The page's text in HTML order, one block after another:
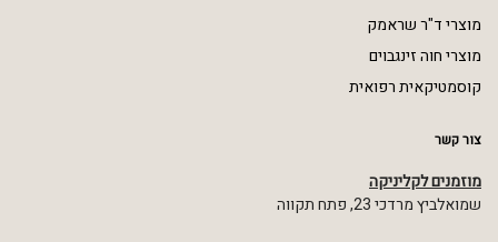
מוצרי ד"ר שראמק
מוצרי חוה זינגבוים
קוסמטיקאית רפואית
צור קשר
מוזמנים לקליניקה
שמואלביץ מרדכי 23, פתח תקווה